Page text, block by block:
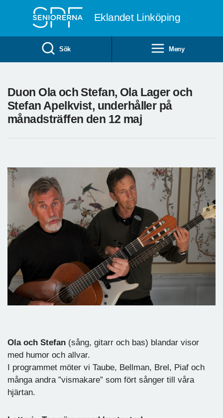
Eklandet Linköping
Sök Meny
Duon Ola och Stefan, Ola Lager och
Stefan Apelkvist, underhåller på
månadsträffen den 12 maj
Ola och Stefan (sång, gitarr och bas) blandar visor
med humor och allvar.
I programmet möter vi Taube, Bellman, Brel, Piaf och
många andra ”vismakare” som fört sånger till våra
hjärtan.